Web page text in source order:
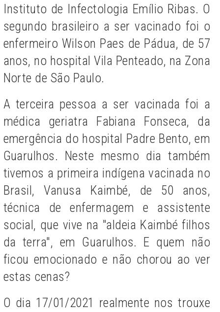
Instituto de Infectologia Emílio Ribas. O
segundo brasileiro a ser vacinado foi o
enfermeiro Wilson Paes de Pádua, de 57
anos, no hospital Vila Penteado, na Zona
Norte de São Paulo.
A terceira pessoa a ser vacinada foi a
médica geriatra Fabiana Fonseca, da
emergência do hospital Padre Bento, em
Guarulhos. Neste mesmo dia também
tivemos a primeira indígena vacinada no
Brasil, Vanusa Kaimbé, de 50 anos,
técnica de enfermagem e assistente
social, que vive na "aldeia Kaimbé filhos
da terra", em Guarulhos. E quem não
ficou emocionado e não chorou ao ver
estas cenas?
O dia 17/01/2021 realmente nos trouxe